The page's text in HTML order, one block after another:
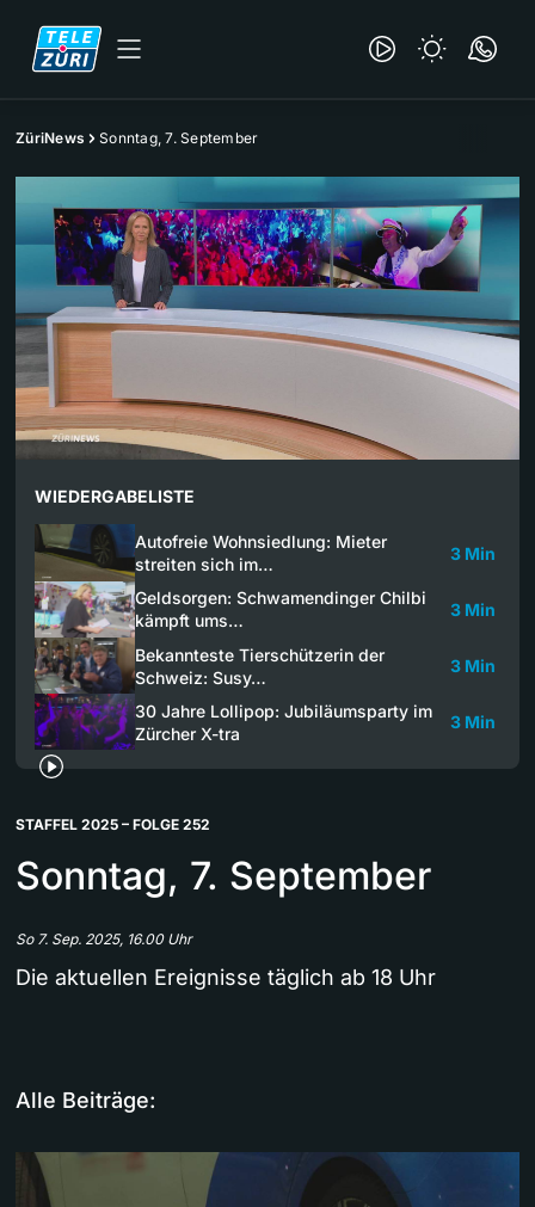
ZüriNews Sonntag, 7. September
WIEDERGABELISTE
Autofreie Wohnsiedlung: Mieter
streiten sich im…
3 Min
Geldsorgen: Schwamendinger Chilbi
kämpft ums…
3 Min
Bekannteste Tierschützerin der
Schweiz: Susy…
3 Min
30 Jahre Lollipop: Jubiläumsparty im
Zürcher X-tra
3 Min
STAFFEL 2025 – FOLGE 252
Sonntag, 7. September
So 7. Sep. 2025, 16.00 Uhr
Die aktuellen Ereignisse täglich ab 18 Uhr
Alle Beiträge: